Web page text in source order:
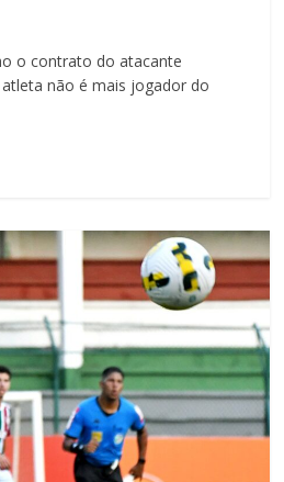
o contrato do atacante
não é mais jogador do